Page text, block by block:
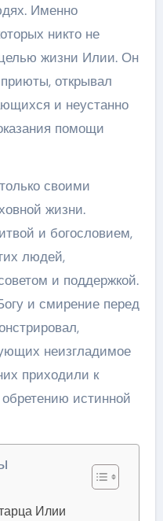
Именно
никто не
жизни Илии. Он
открывал
и неустанно
помощи
своими
жизни.
и богословием,
людей,
и поддержкой.
и смирение перед
неизгладимое
приходили к
истинной
Илии